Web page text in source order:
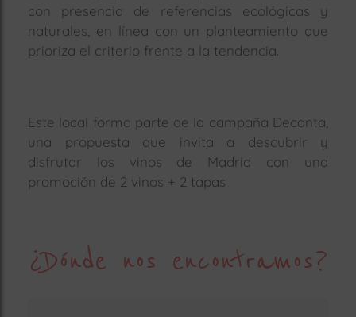
con presencia de referencias ecológicas y
naturales, en línea con un planteamiento que
prioriza el criterio frente a la tendencia.
Este local forma parte de la campaña Decanta,
una propuesta que invita a descubrir y
disfrutar los vinos de Madrid con una
promoción de 2 vinos + 2 tapas
¿Dónde nos encontramos?